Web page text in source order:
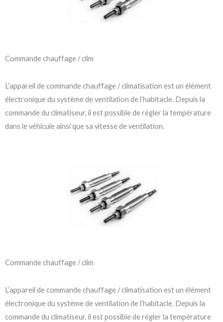
Commande chauffage / clim
L’appareil de commande chauffage / climatisation est un élément
électronique du système de ventilation de l’habitacle. Depuis la
commande du climatiseur, il est possible de régler la température
dans le véhicule ainsi que sa vitesse de ventilation.
Commande chauffage / clim
L’appareil de commande chauffage / climatisation est un élément
électronique du système de ventilation de l’habitacle. Depuis la
commande du climatiseur, il est possible de régler la température